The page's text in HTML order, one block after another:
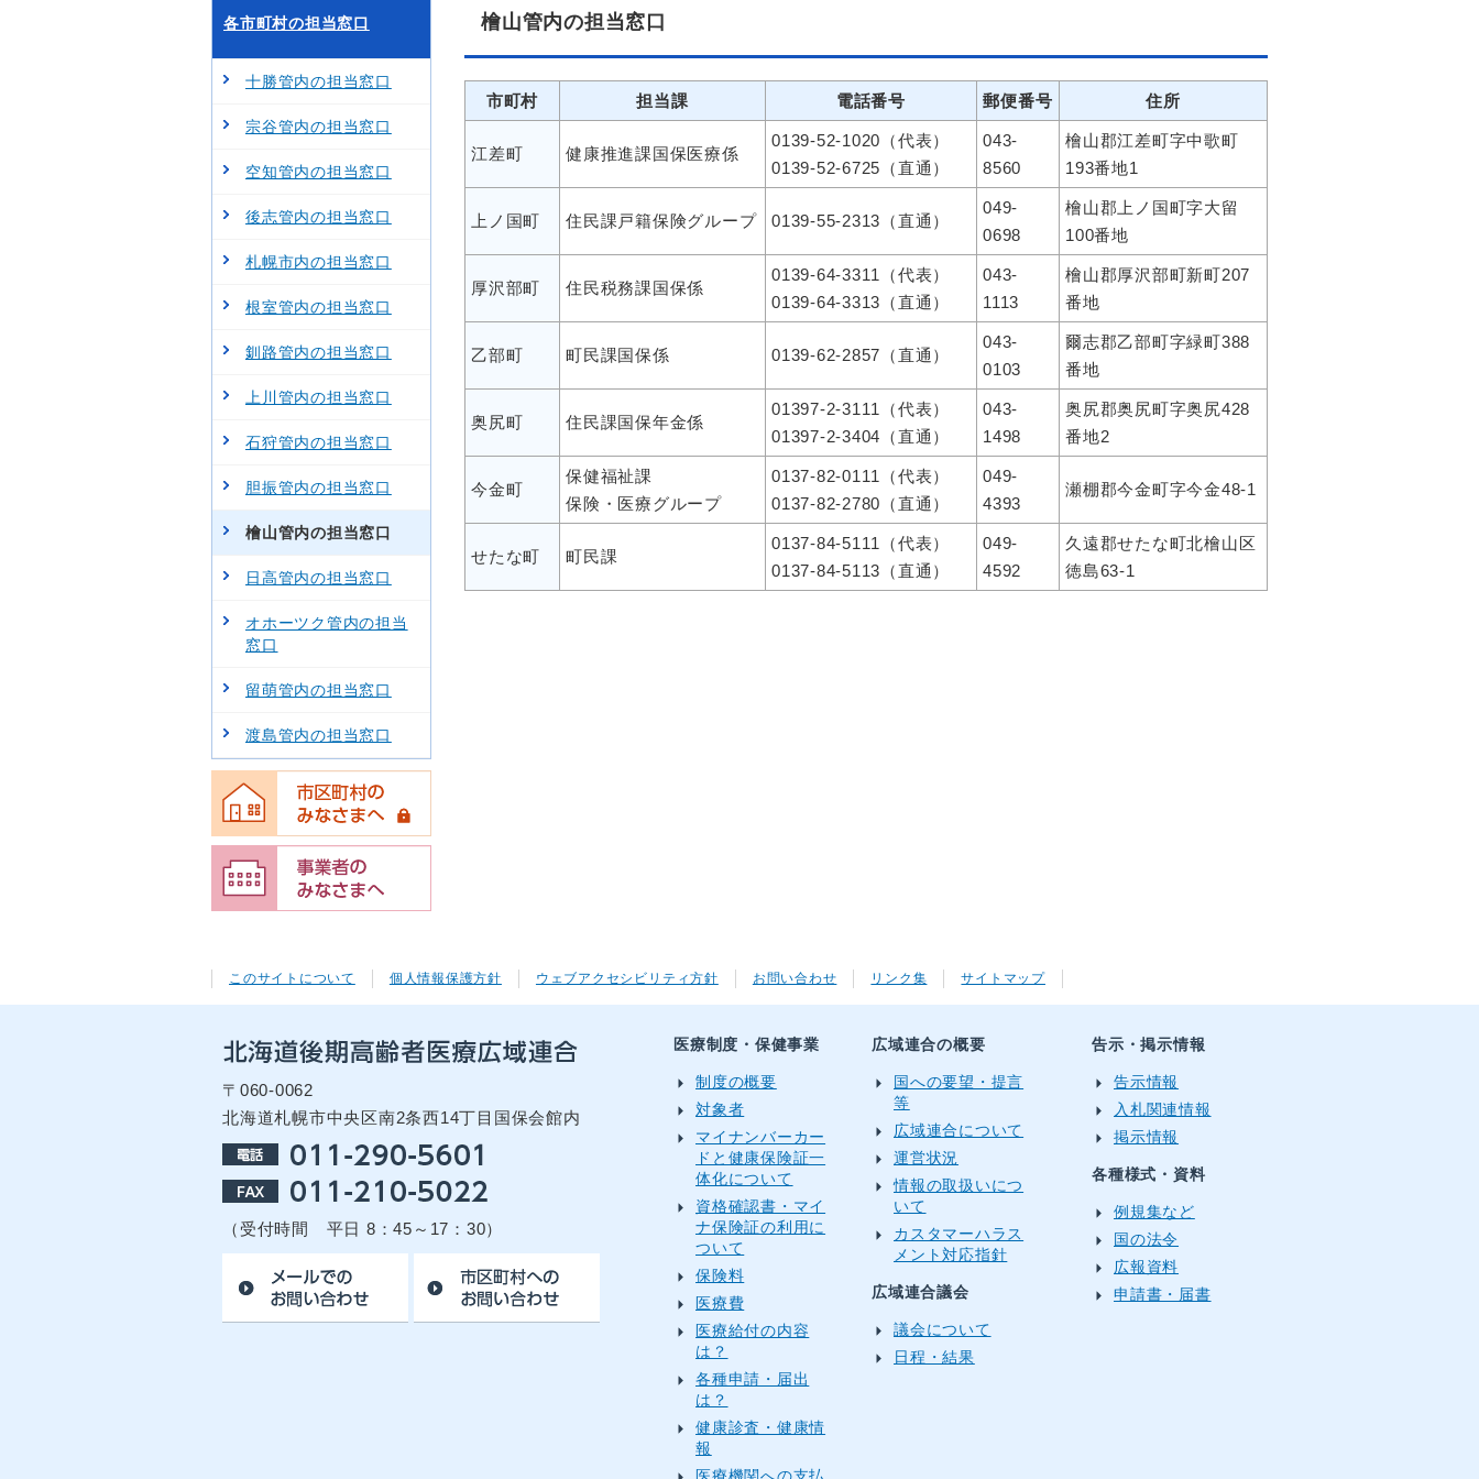
檜山管内の担当窓口
市町村 担当課 電話番号 郵便番号 住所
江差町 健康推進課国保医療係
0139-52-1020（代表）
0139-52-6725（直通）
043-
8560
檜山郡江差町字中歌町
193番地1
上ノ国町 住民課戸籍保険グループ 0139-55-2313（直通）
049-
0698
檜山郡上ノ国町字大留
100番地
厚沢部町 住民税務課国保係
0139-64-3311（代表）
0139-64-3313（直通）
043-
1113
檜山郡厚沢部町新町207
番地
乙部町 町民課国保係 0139-62-2857（直通）
043-
0103
爾志郡乙部町字緑町388
番地
奥尻町 住民課国保年金係
01397-2-3111（代表）
01397-2-3404（直通）
043-
1498
奥尻郡奥尻町字奥尻428
番地2
今金町
保健福祉課
保険・医療グループ
0137-82-0111（代表）
0137-82-2780（直通）
049-
4393
瀬棚郡今金町字今金48-1
せたな町 町民課
0137-84-5111（代表）
0137-84-5113（直通）
049-
4592
久遠郡せたな町北檜山区
徳島63-1
各市町村の担当窓口
十勝管内の担当窓口
宗谷管内の担当窓口
空知管内の担当窓口
後志管内の担当窓口
札幌市内の担当窓口
根室管内の担当窓口
釧路管内の担当窓口
上川管内の担当窓口
石狩管内の担当窓口
胆振管内の担当窓口
檜山管内の担当窓口
日高管内の担当窓口
オホーツク管内の担当
窓口
留萌管内の担当窓口
渡島管内の担当窓口
このサイトについて 個人情報保護方針 ウェブアクセシビリティ方針 お問い合わせ リンク集 サイトマップ
〒060-0062
北海道札幌市中央区南2条西14丁目国保会館内
（受付時間 平日 8：45～17：30）
医療制度・保健事業
制度の概要
対象者
マイナンバーカー
ドと健康保険証一
体化について
資格確認書・マイ
ナ保険証の利用に
ついて
保険料
医療費
医療給付の内容
は？
各種申請・届出
は？
健康診査・健康情
報
広域連合の概要
国への要望・提言
等
広域連合について
運営状況
情報の取扱いにつ
いて
カスタマーハラス
メント対応指針
広域連合議会
議会について
日程・結果
告示・掲示情報
告示情報
入札関連情報
掲示情報
各種様式・資料
例規集など
国の法令
広報資料
申請書・届書